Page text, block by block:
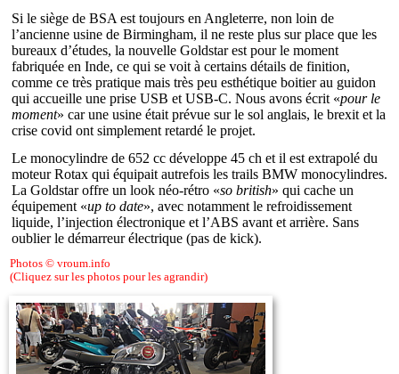
Si le siège de BSA est toujours en Angleterre, non loin de
l’ancienne usine de Birmingham, il ne reste plus sur place que les
bureaux d’études, la nouvelle Goldstar est pour le moment
fabriquée en Inde, ce qui se voit à certains détails de finition,
comme ce très pratique mais très peu esthétique boitier au guidon
qui accueille une prise USB et USB-C. Nous avons écrit «pour le
moment» car une usine était prévue sur le sol anglais, le brexit et la
crise covid ont simplement retardé le projet.
Le monocylindre de 652 cc développe 45 ch et il est extrapolé du
moteur Rotax qui équipait autrefois les trails BMW monocylindres.
La Goldstar offre un look néo-rétro «so british» qui cache un
équipement «up to date», avec notamment le refroidissement
liquide, l’injection électronique et l’ABS avant et arrière. Sans
oublier le démarreur électrique (pas de kick).
Photos © vroum.info
(Cliquez sur les photos pour les agrandir)